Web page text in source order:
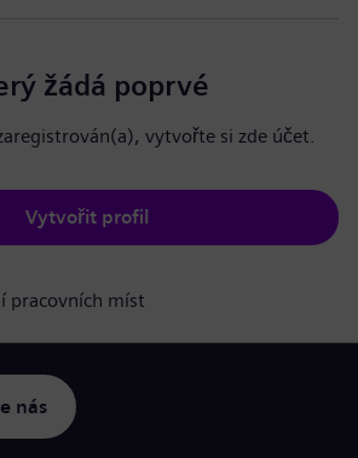
žádá poprvé
vytvořte si zde účet.
Vytvořit profil
pracovních míst
nás